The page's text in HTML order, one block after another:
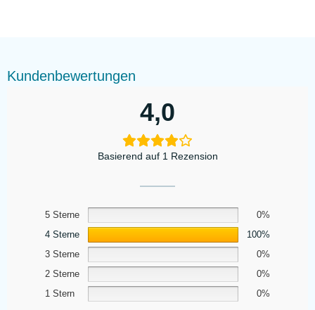
Kundenbewertungen
4,0
Basierend auf 1 Rezension
5 Sterne
0%
4 Sterne
100%
3 Sterne
0%
2 Sterne
0%
1 Stern
0%